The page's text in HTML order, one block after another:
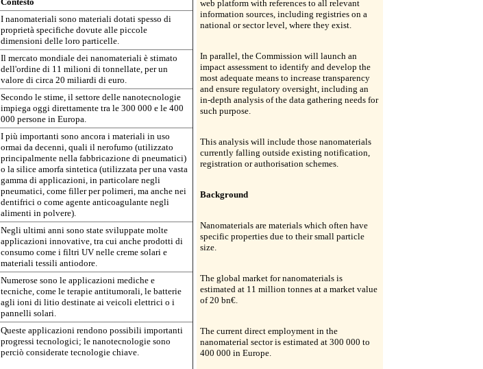
I nanomateriali sono materiali dotati spesso di
proprietà specifiche dovute alle piccole
dimensioni delle loro particelle.
Il mercato mondiale dei nanomateriali è stimato
dell'ordine di 11 milioni di tonnellate, per un
valore di circa 20 miliardi di euro.
Secondo le stime, il settore delle nanotecnologie
impiega oggi direttamente tra le 300 000 e le 400
000 persone in Europa.
I più importanti sono ancora i materiali in uso
ormai da decenni, quali il nerofumo (utilizzato
principalmente nella fabbricazione di pneumatici)
o la silice amorfa sintetica (utilizzata per una vasta
gamma di applicazioni, in particolare negli
pneumatici, come filler per polimeri, ma anche nei
dentifrici o come agente anticoagulante negli
alimenti in polvere).
Negli ultimi anni sono state sviluppate molte
applicazioni innovative, tra cui anche prodotti di
consumo come i filtri UV nelle creme solari e
materiali tessili antiodore.
Numerose sono le applicazioni mediche e
tecniche, come le terapie antitumorali, le batterie
agli ioni di litio destinate ai veicoli elettrici o i
pannelli solari.
Queste applicazioni rendono possibili importanti
progressi tecnologici; le nanotecnologie sono
perciò considerate tecnologie chiave.
web platform with references to all relevant
information sources, including registries on a
national or sector level, where they exist.
In parallel, the Commission will launch an
impact assessment to identify and develop the
most adequate means to increase transparency
and ensure regulatory oversight, including an
in-depth analysis of the data gathering needs for
such purpose.
This analysis will include those nanomaterials
currently falling outside existing notification,
registration or authorisation schemes.
Background
Nanomaterials are materials which often have
specific properties due to their small particle
size.
The global market for nanomaterials is
estimated at 11 million tonnes at a market value
of 20 bn€.
The current direct employment in the
nanomaterial sector is estimated at 300 000 to
400 000 in Europe.